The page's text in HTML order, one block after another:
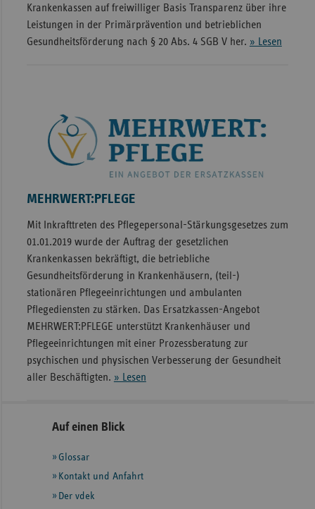
Krankenkassen auf freiwilliger Basis Transparenz über ihre
Leistungen in der Primärprävention und betrieblichen
Gesundheitsförderung nach § 20 Abs. 4 SGB V her. » Lesen
MEHRWERT:PFLEGE
Mit Inkrafttreten des Pflegepersonal-Stärkungsgesetzes zum
01.01.2019 wurde der Auftrag der gesetzlichen
Krankenkassen bekräftigt, die betriebliche
Gesundheitsförderung in Krankenhäusern, (teil-)
stationären Pflegeeinrichtungen und ambulanten
Pflegediensten zu stärken. Das Ersatzkassen-Angebot
MEHRWERT:PFLEGE unterstützt Krankenhäuser und
Pflegeeinrichtungen mit einer Prozessberatung zur
psychischen und physischen Verbesserung der Gesundheit
aller Beschäftigten. » Lesen
Seitennavigation
Seitenleiste
weiteren
Informationen
Auf einen Blick
Glossar
Kontakt und Anfahrt
Der vdek